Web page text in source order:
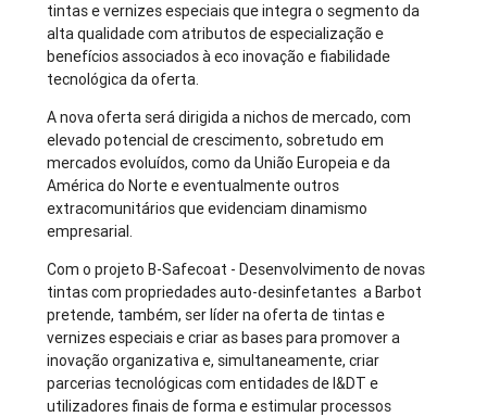
tintas e vernizes especiais que integra o segmento da
alta qualidade com atributos de especialização e
benefícios associados à eco inovação e fiabilidade
tecnológica da oferta.
A nova oferta será dirigida a nichos de mercado, com
elevado potencial de crescimento, sobretudo em
mercados evoluídos, como da União Europeia e da
América do Norte e eventualmente outros
extracomunitários que evidenciam dinamismo
empresarial.
Com o projeto B-Safecoat - Desenvolvimento de novas
tintas com propriedades auto-desinfetantes a Barbot
pretende, também, ser líder na oferta de tintas e
vernizes especiais e criar as bases para promover a
inovação organizativa e, simultaneamente, criar
parcerias tecnológicas com entidades de I&DT e
utilizadores finais de forma e estimular processos